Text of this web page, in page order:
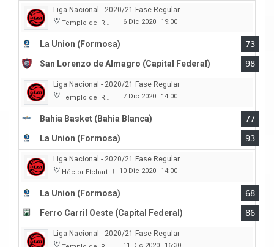
Liga Nacional - 2020/21 Fase Regular
Templo del Rock | 6 Dic 2020 19:00
La Union (Formosa)
73
San Lorenzo de Almagro (Capital Federal)
98
Liga Nacional - 2020/21 Fase Regular
Templo del Rock | 7 Dic 2020 14:00
Bahia Basket (Bahia Blanca)
77
La Union (Formosa)
93
Liga Nacional - 2020/21 Fase Regular
Héctor Etchart | 10 Dic 2020 14:00
La Union (Formosa)
68
Ferro Carril Oeste (Capital Federal)
86
Liga Nacional - 2020/21 Fase Regular
|